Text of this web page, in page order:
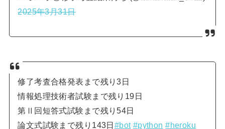
2025年3月31日
修了考査合格発表まで残り3日
情報処理技術者試験まで残り19日
第Ⅱ回短答式試験まで残り54日
論文式試験まで残り143日#bot #python #heroku